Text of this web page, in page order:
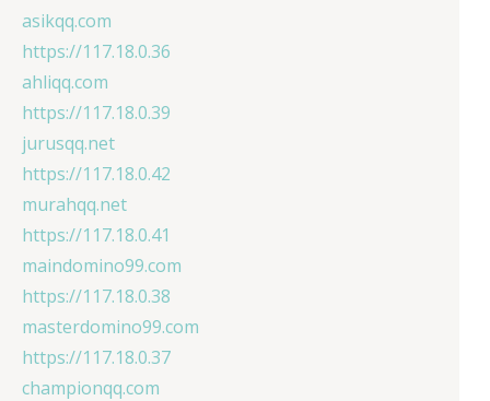
asikqq.com
https://117.18.0.36
ahliqq.com
https://117.18.0.39
jurusqq.net
https://117.18.0.42
murahqq.net
https://117.18.0.41
maindomino99.com
https://117.18.0.38
masterdomino99.com
https://117.18.0.37
championqq.com